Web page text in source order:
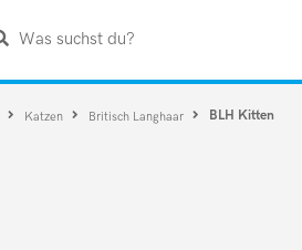
Was suchst du?
Katzen Britisch Langhaar BLH Kitten